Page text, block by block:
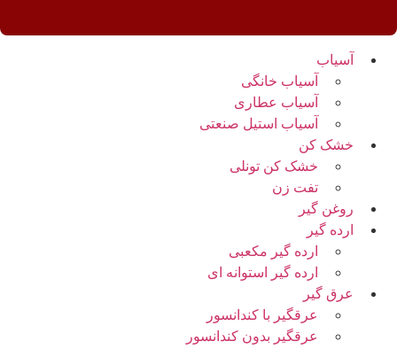
آسیاب
آسیاب خانگی
آسیاب عطاری
آسیاب استیل صنعتی
خشک کن
خشک کن تونلی
تفت زن
روغن گیر
ارده گیر
ارده گیر مکعبی
ارده گیر استوانه ای
عرق گیر
عرقگیر با کندانسور
عرقگیر بدون کندانسور